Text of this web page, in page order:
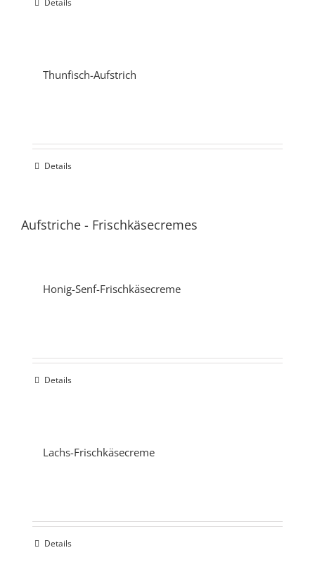
Details
Thunfisch-Aufstrich
Details
Aufstriche - Frischkäsecremes
Honig-Senf-Frischkäsecreme
Details
Lachs-Frischkäsecreme
Details